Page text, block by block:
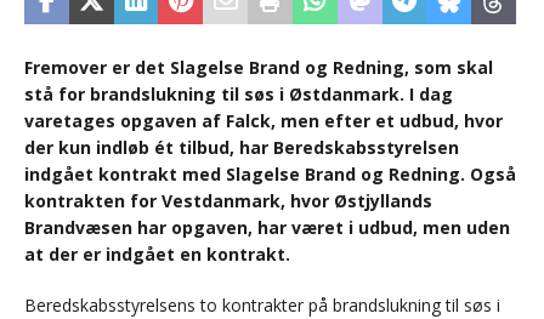
Fremover er det Slagelse Brand og Redning, som skal
stå for brandslukning til søs i Østdanmark. I dag
varetages opgaven af Falck, men efter et udbud, hvor
der kun indløb ét tilbud, har Beredskabsstyrelsen
indgået kontrakt med Slagelse Brand og Redning. Også
kontrakten for Vestdanmark, hvor Østjyllands
Brandvæsen har opgaven, har været i udbud, men uden
at der er indgået en kontrakt.
Beredskabsstyrelsens to kontrakter på brandslukning til søs i